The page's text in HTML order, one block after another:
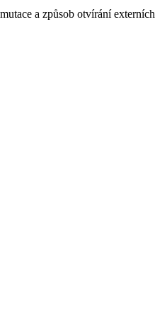
a způsob otvírání